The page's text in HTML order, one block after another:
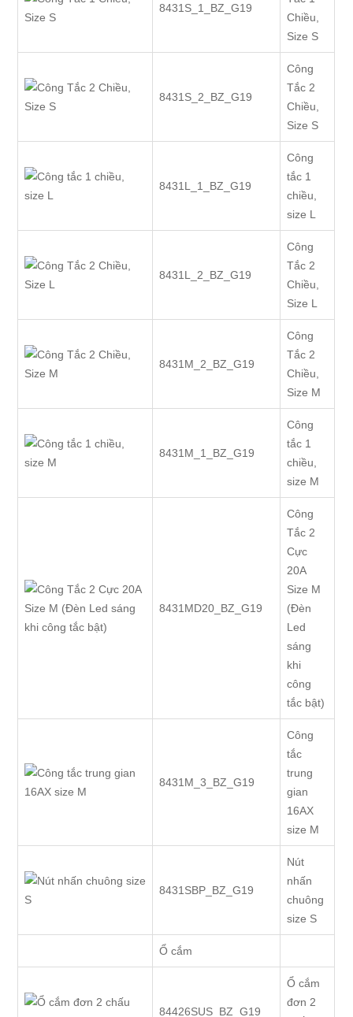
8431S_1_BZ_G19
Chiều,
Size S
8431S_2_BZ_G19
Công
Tắc 2
Chiều,
Size S
8431L_1_BZ_G19
Công
tắc 1
chiều,
size L
8431L_2_BZ_G19
Công
Tắc 2
Chiều,
Size L
8431M_2_BZ_G19
Công
Tắc 2
Chiều,
Size M
8431M_1_BZ_G19
Công
tắc 1
chiều,
size M
8431MD20_BZ_G19
Công
Tắc 2
Cực
20A
Size M
(Đèn
Led
sáng
khi
công
tắc bật)
8431M_3_BZ_G19
Công
tắc
trung
gian
16AX
size M
8431SBP_BZ_G19
Nút
nhấn
chuông
size S
Ổ cắm
84426SUS_BZ_G19
Ổ cắm
đơn 2